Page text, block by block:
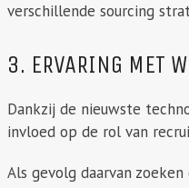
verschillende sourcing
3. ERVARING MET
Dankzij de nieuwste
invloed op de rol van
Als gevolg daarvan